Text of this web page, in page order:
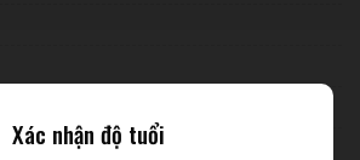
Xác nhận độ tuổi